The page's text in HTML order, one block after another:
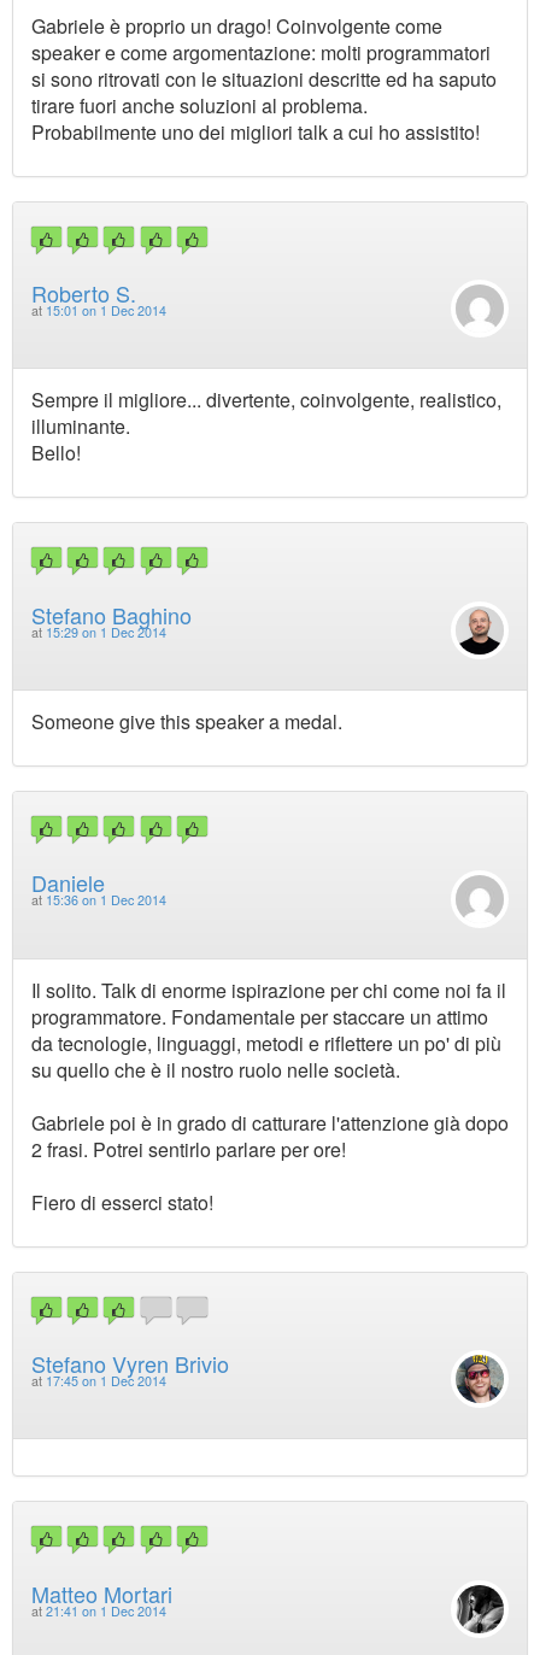
Gabriele è proprio un drago! Coinvolgente come
speaker e come argomentazione: molti programmatori
si sono ritrovati con le situazioni descritte ed ha saputo
tirare fuori anche soluzioni al problema.
Probabilmente uno dei migliori talk a cui ho assistito!
Roberto S.
at 15:01 on 1 Dec 2014
Sempre il migliore... divertente, coinvolgente, realistico,
illuminante.
Bello!
Stefano Baghino
at 15:29 on 1 Dec 2014
Someone give this speaker a medal.
Daniele
at 15:36 on 1 Dec 2014
Il solito. Talk di enorme ispirazione per chi come noi fa il
programmatore. Fondamentale per staccare un attimo
da tecnologie, linguaggi, metodi e riflettere un po' di più
su quello che è il nostro ruolo nelle società.
Gabriele poi è in grado di catturare l'attenzione già dopo
2 frasi. Potrei sentirlo parlare per ore!
Fiero di esserci stato!
Stefano Vyren Brivio
at 17:45 on 1 Dec 2014
Matteo Mortari
at 21:41 on 1 Dec 2014